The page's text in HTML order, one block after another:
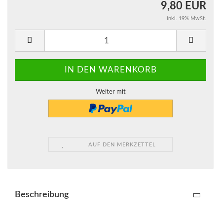
9,80 EUR
inkl. 19% MwSt.
Weiter mit
AUF DEN MERKZETTEL
Beschreibung